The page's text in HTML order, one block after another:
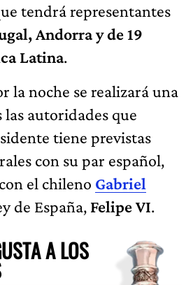
tendrá representantes
Andorra y de 19
Latina.
la noche se realizará una
las autoridades que
tiene previstas
con su par español,
el chileno Gabriel
de España, Felipe VI.
A LOS